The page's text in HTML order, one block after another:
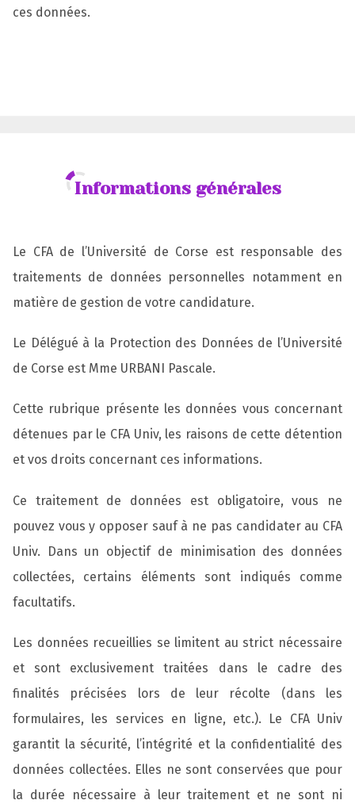
ces données.
Informations générales
Le CFA de l’Université de Corse est responsable des
traitements de données personnelles notamment en
matière de gestion de votre candidature.
Le Délégué à la Protection des Données de l’Université
de Corse est Mme URBANI Pascale.
Cette rubrique présente les données vous concernant
détenues par le CFA Univ, les raisons de cette détention
et vos droits concernant ces informations.
Ce traitement de données est obligatoire, vous ne
pouvez vous y opposer sauf à ne pas candidater au CFA
Univ. Dans un objectif de minimisation des données
collectées, certains éléments sont indiqués comme
facultatifs.
Les données recueillies se limitent au strict nécessaire
et sont exclusivement traitées dans le cadre des
finalités précisées lors de leur récolte (dans les
formulaires, les services en ligne, etc.). Le CFA Univ
garantit la sécurité, l’intégrité et la confidentialité des
données collectées. Elles ne sont conservées que pour
la durée nécessaire à leur traitement et ne sont ni